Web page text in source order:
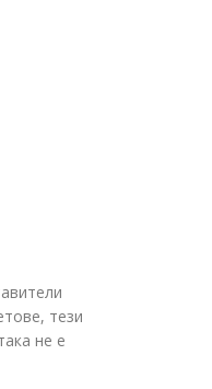
тези
не е